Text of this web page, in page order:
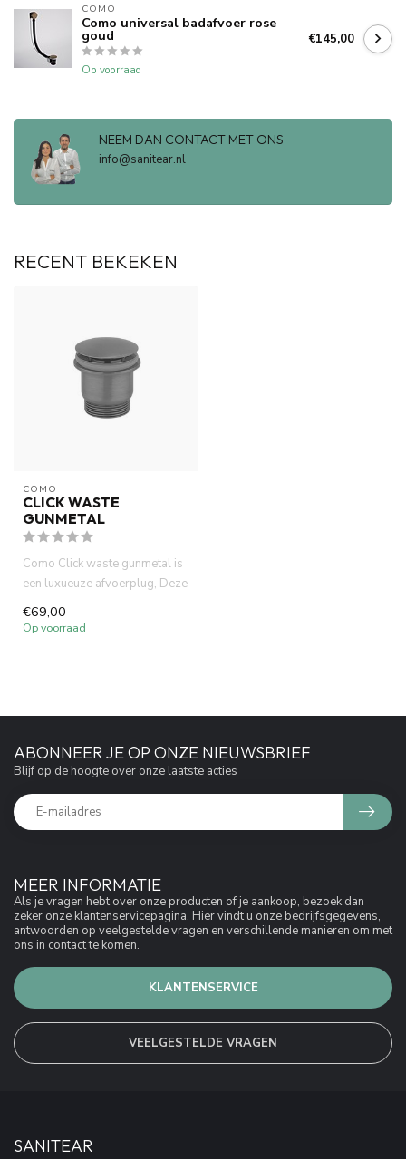
COMO
Como universal badafvoer rose
goud
Op voorraad
€145,00
NEEM DAN CONTACT MET ONS
info@sanitear.nl
RECENT BEKEKEN
COMO
CLICK WASTE
GUNMETAL
Como Click waste gunmetal is
een luxueuze afvoerplug, Deze
click waste is gemaak...
€69,00
Op voorraad
MEER INFORMATIE
Als je vragen hebt over onze producten of je aankoop, bezoek dan
zeker onze klantenservicepagina. Hier vindt u onze bedrijfsgegevens,
antwoorden op veelgestelde vragen en verschillende manieren om met
ons in contact te komen.
KLANTENSERVICE
VEELGESTELDE VRAGEN
ABONNEER JE OP ONZE NIEUWSBRIEF
Blijf op de hoogte over onze laatste acties
SANITEAR